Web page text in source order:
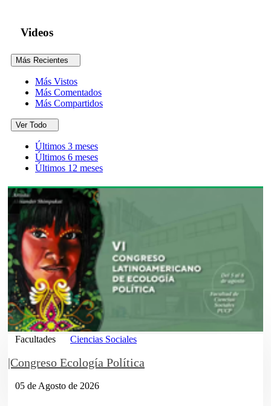
Videos
Más Recientes
Más Vistos
Más Comentados
Más Compartidos
Ver Todo
Últimos 3 meses
Últimos 6 meses
Últimos 12 meses
Facultades Ciencias Sociales
|Congreso Ecología Política
05 de Agosto de 2026